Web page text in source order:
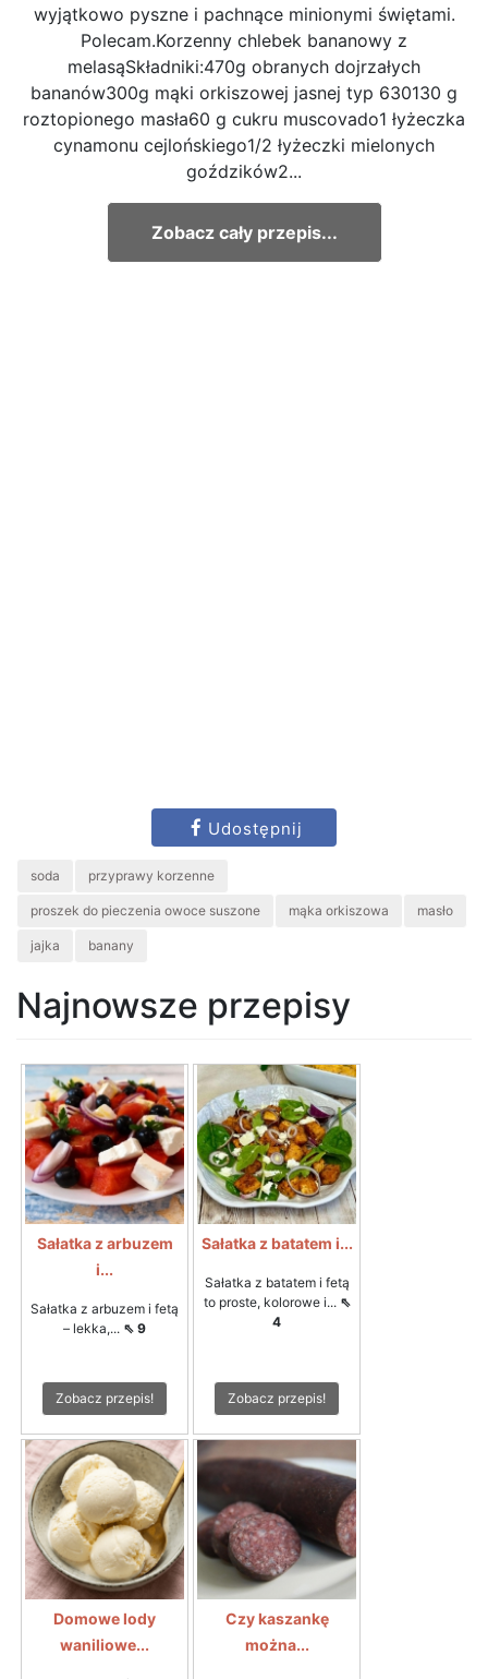
wyjątkowo pyszne i pachnące minionymi świętami.
Polecam.Korzenny chlebek bananowy z
melasąSkładniki:470g obranych dojrzałych
bananów300g mąki orkiszowej jasnej typ 630130 g
roztopionego masła60 g cukru muscovado1 łyżeczka
cynamonu cejlońskiego1/2 łyżeczki mielonych
goździków2...
Zobacz cały przepis...
Udostępnij
soda przyprawy korzenne
proszek do pieczenia owoce suszone mąka orkiszowa masło
jajka banany
Najnowsze przepisy
Sałatka z arbuzem
i...
Sałatka z arbuzem i fetą
– lekka,... ⇖ 9
Zobacz przepis!
Sałatka z batatem i...
Sałatka z batatem i fetą
to proste, kolorowe i... ⇖
4
Zobacz przepis!
Domowe lody
waniliowe...
Czy kaszankę
można...